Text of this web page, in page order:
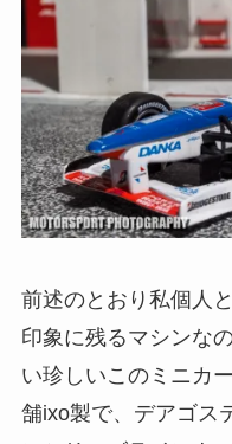
前述のとおり私個人
印象に残るマシンな
い珍しいこのミニカ
舗ixo製で、デアゴス